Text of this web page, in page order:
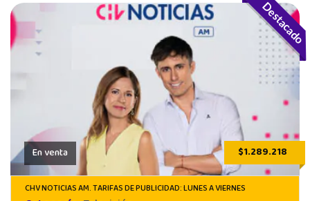
Destacado
En venta $1.289.218
CHV NOTICIAS AM. TARIFAS DE PUBLICIDAD: LUNES A VIERNES